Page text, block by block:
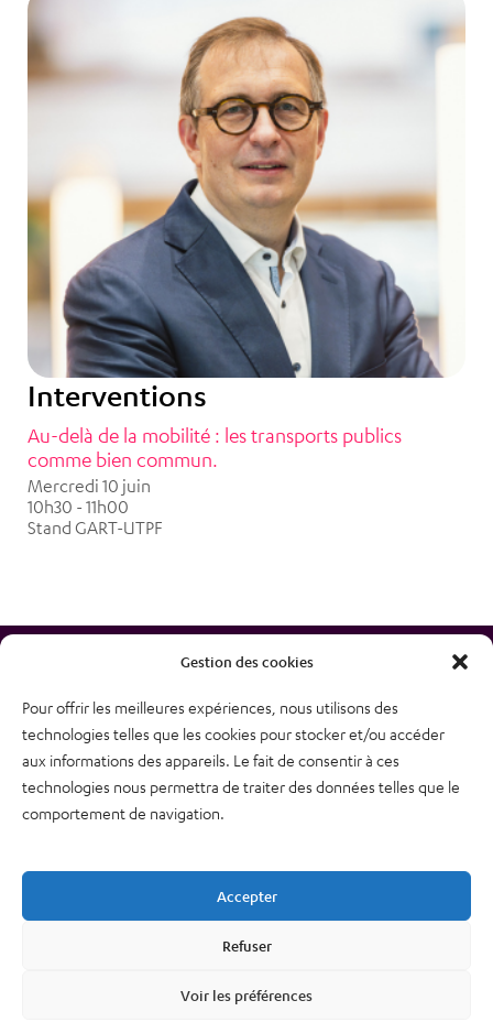
Gestion des cookies
Pour offrir les meilleures expériences, nous utilisons des
technologies telles que les cookies pour stocker et/ou accéder
aux informations des appareils. Le fait de consentir à ces
technologies nous permettra de traiter des données telles que le
comportement de navigation.
Accepter
Refuser
Voir les préférences
Interventions
Au-delà de la mobilité : les transports publics
comme bien commun.
Mercredi 10 juin
10h30 - 11h00
Stand GART-UTPF
38, rue des Bourdonnais
Tél : 01 48 74 04 82
Nous contacter
Mentions légales – CGU
Politique de confidentialité